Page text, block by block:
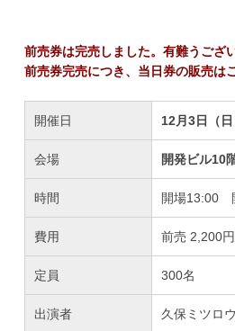
前売券は完売しました。有難うござ
前売券完売につき、当日券の販売は
開催日 12月3日（日
会場 開発ビル10
時間 開場13:00
費用 前売 2,200
定員 300名
出演者 久保ミツロ